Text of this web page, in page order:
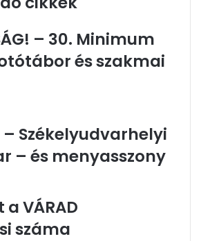
– 30. Minimum
és szakmai
– Székelyudvarhelyi
– és menyasszony
VÁRAD
száma